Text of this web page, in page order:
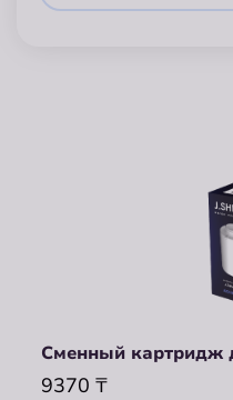
Сменный картридж
9370 ₸